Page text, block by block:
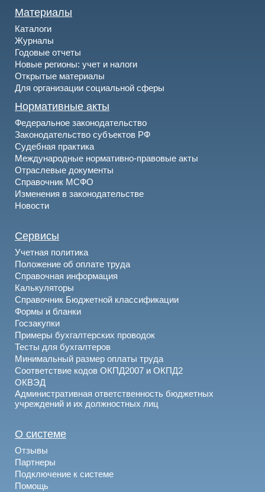
Материалы
Каталоги
Журналы
Годовые отчеты
Новые регионы: учет и налоги
Открытые материалы
Для организации социальной сферы
Нормативные акты
Федеральное законодательство
Законодательство субъектов РФ
Судебная практика
Международные нормативно-правовые акты
Отраслевые документы
Справочник МСФО
Изменения в законодательстве
Новости
Сервисы
Учетная политика
Положение об оплате труда
Справочная информация
Калькуляторы
Справочник Бюджетной классификации
Формы и бланки
Госзакупки
Примеры бухгалтерских проводок
Тесты для бухгалтеров
Минимальный размер оплаты труда
Соответствие кодов ОКПД2007 и ОКПД2
ОКВЭД
Административная ответственность бюджетных
учреждений и их должностных лиц
О системе
Отзывы
Партнеры
Подключение к системе
Помощь